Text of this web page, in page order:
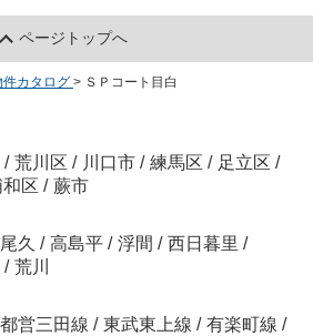
ページトップへ
件カタログ > ＳＰコート目白
/ 荒川区 / 川口市 / 練馬区 / 足立区 /
区 / 蕨市
久 / 高島平 / 浮間 / 西日暮里 /
/ 荒川
都営三田線 / 東武東上線 / 有楽町線 /